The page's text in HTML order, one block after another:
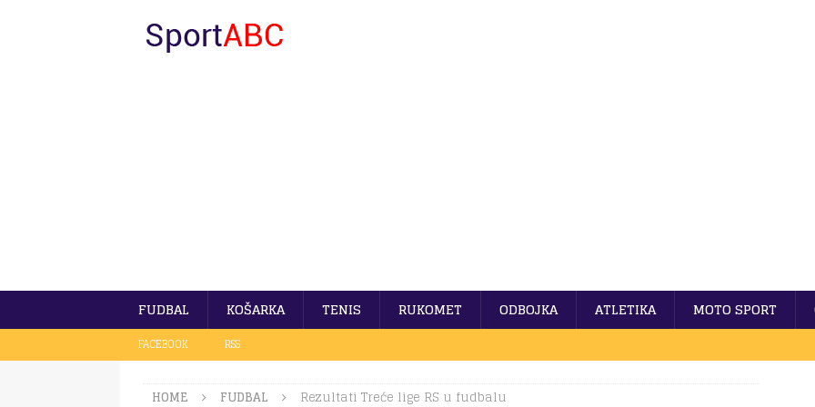
FUDBAL KOŠARKA TENIS RUKOMET ODBOJKA ATLETIKA MOTO SPORT
FACEBOOK RSS
HOME FUDBAL Rezultati Treće lige RS u fudbalu